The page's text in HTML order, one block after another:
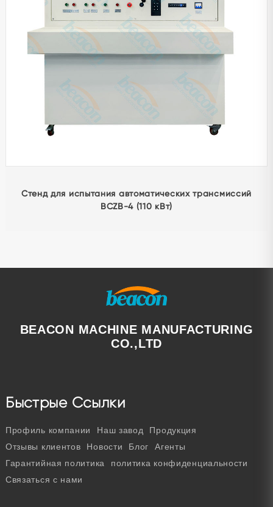
GS-180D Станок для расточки седел клапанов для
ремонта цилиндров двигателя
BEACON MACHINE MANUFACTURING
CO.,LTD
Быстрые Ссылки
Профиль компании Наш завод
Продукция
Отзывы клиентов
Новости Блог
Агенты
Гарантийная политика
политика конфиденциальности
Связаться с нами